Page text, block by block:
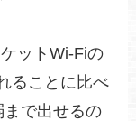
ットWi-Fiの
ることに比べ
で出せるの